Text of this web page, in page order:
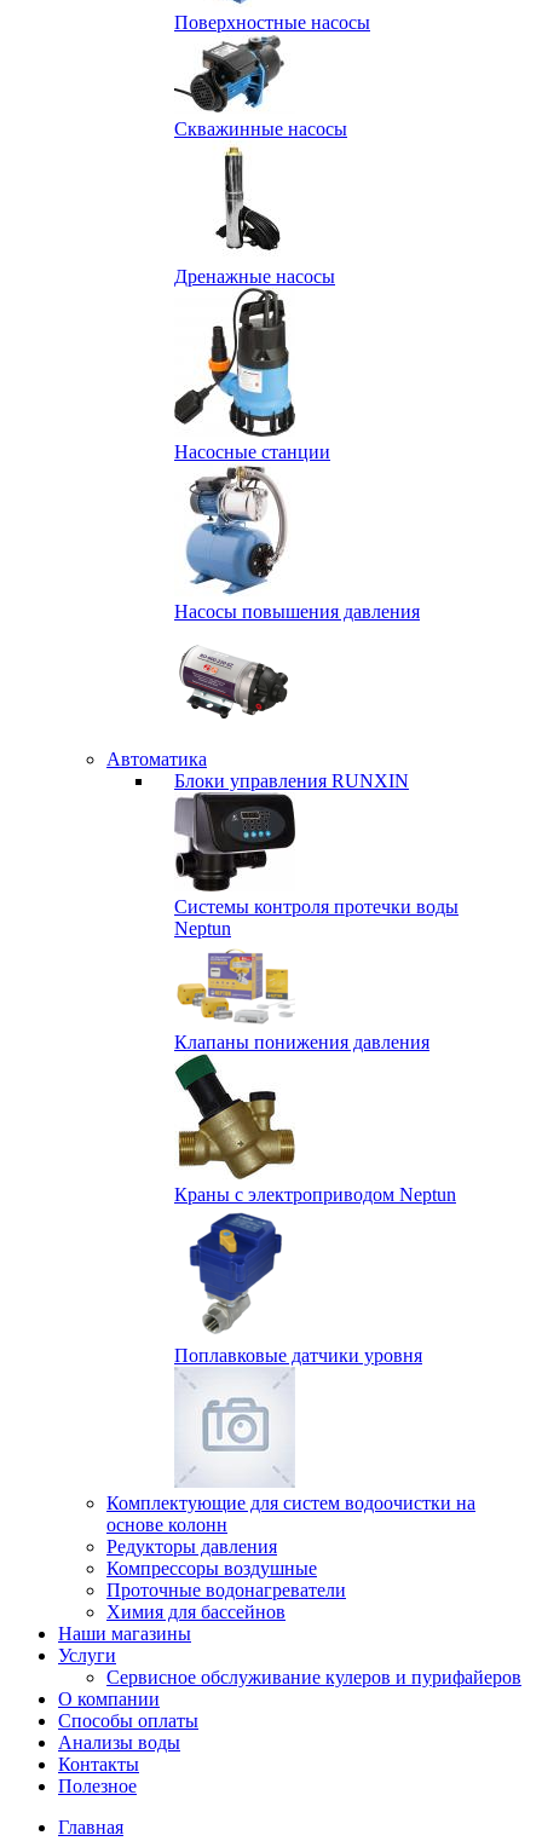
Поверхностные насосы
Скважинные насосы
Дренажные насосы
Насосные станции
Насосы повышения давления
Автоматика
Блоки управления RUNXIN
Системы контроля протечки воды
Neptun
Клапаны понижения давления
Краны с электроприводом Neptun
Поплавковые датчики уровня
Комплектующие для систем водоочистки на
основе колонн
Редукторы давления
Компрессоры воздушные
Проточные водонагреватели
Химия для бассейнов
Наши магазины
Услуги
Сервисное обслуживание кулеров и пурифайеров
О компании
Способы оплаты
Анализы воды
Контакты
Полезное
Главная